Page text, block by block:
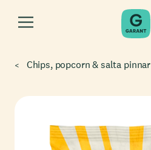
Chips, popcorn & salta pinnar